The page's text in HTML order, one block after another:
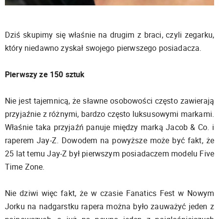
Dziś skupimy się właśnie na drugim z braci, czyli zegarku,
który niedawno zyskał swojego pierwszego posiadacza.
Pierwszy ze 150 sztuk
Nie jest tajemnicą, że sławne osobowości często zawierają
przyjaźnie z różnymi, bardzo często luksusowymi markami.
Właśnie taka przyjaźń panuje między marką Jacob & Co. i
raperem Jay-Z. Dowodem na powyższe może być fakt, że
25 lat temu Jay-Z był pierwszym posiadaczem modelu Five
Time Zone.
Nie dziwi więc fakt, że w czasie Fanatics Fest w Nowym
Jorku na nadgarstku rapera można było zauważyć jeden z